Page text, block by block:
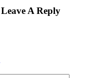
Leave A Reply